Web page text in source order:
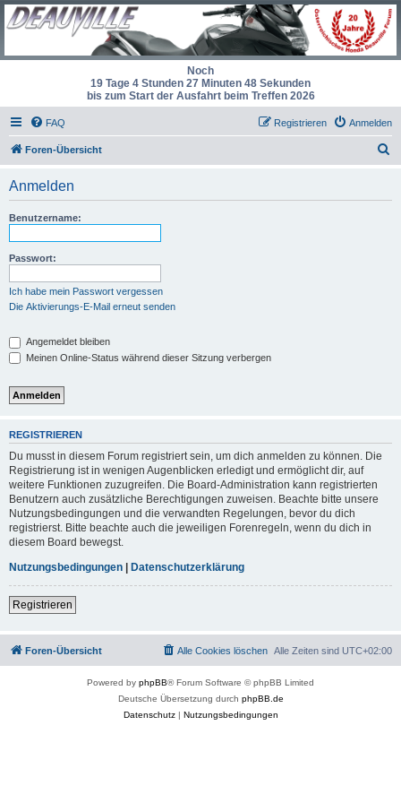
Noch
19 Tage 4 Stunden 27 Minuten 48 Sekunden
bis zum Start der Ausfahrt beim Treffen 2026
FAQ Anmelden
Registrieren
Foren-Übersicht
Anmelden
Benutzername:
Passwort:
Ich habe mein Passwort vergessen
Die Aktivierungs-E-Mail erneut senden
Angemeldet bleiben
Meinen Online-Status während dieser Sitzung verbergen
REGISTRIEREN
Du musst in diesem Forum registriert sein, um dich anmelden zu können. Die
Registrierung ist in wenigen Augenblicken erledigt und ermöglicht dir, auf
weitere Funktionen zuzugreifen. Die Board-Administration kann registrierten
Benutzern auch zusätzliche Berechtigungen zuweisen. Beachte bitte unsere
Nutzungsbedingungen und die verwandten Regelungen, bevor du dich
registrierst. Bitte beachte auch die jeweiligen Forenregeln, wenn du dich in
diesem Board bewegst.
Nutzungsbedingungen | Datenschutzerklärung
Registrieren
Foren-Übersicht Alle Zeiten sind UTC+02:00
Alle Cookies löschen
Powered by phpBB® Forum Software © phpBB Limited
Deutsche Übersetzung durch phpBB.de
Datenschutz| Nutzungsbedingungen